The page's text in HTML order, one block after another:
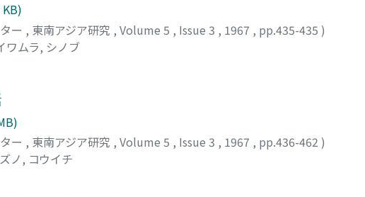
ー , 東南アジア研究 , Volume 5 , Issue 3 , 1967 , pp.435-435 )
ワムラ, シノブ
ー , 東南アジア研究 , Volume 5 , Issue 3 , 1967 , pp.436-462 )
ノ, コウイチ